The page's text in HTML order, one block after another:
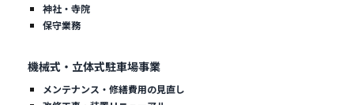
神社・寺院
保守業務
機械式・立体式駐車場事業
メンテナンス・修繕費用の見直し